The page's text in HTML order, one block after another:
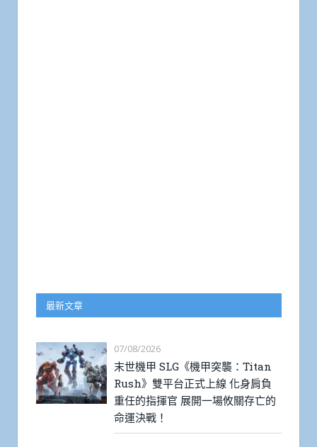
最新文章
07/08/2026
末世機甲 SLG《機甲突襲：Titan
Rush》雙平台正式上線 化身肩負
重任的指揮官 展開一場攸關存亡的
命運決戰！